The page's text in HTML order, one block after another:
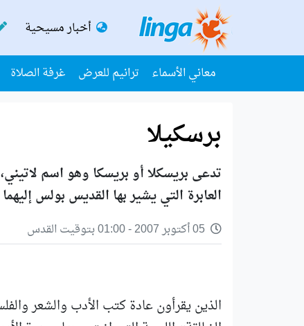
أخبار مسيحية
معاني الأسماء ترانيم للعرض غرفة الصلاة
برسكيلا
تدعى بريسكلا أو بريسكا وهو اسم
العابرة التي يشير بها القديس بولس
الذين يقرأون عادة كتب الأدب والشعر